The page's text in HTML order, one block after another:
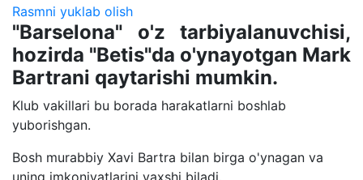
Rasmni yuklab olish
"Barselona" o'z tarbiyalanuvchisi,
hozirda "Betis"da o'ynayotgan Mark
Bartrani qaytarishi mumkin.
Klub vakillari bu borada harakatlarni boshlab
yuborishgan.
Bosh murabbiy Xavi Bartra bilan birga o'ynagan va
uning imkoniyatlarini yaxshi biladi.